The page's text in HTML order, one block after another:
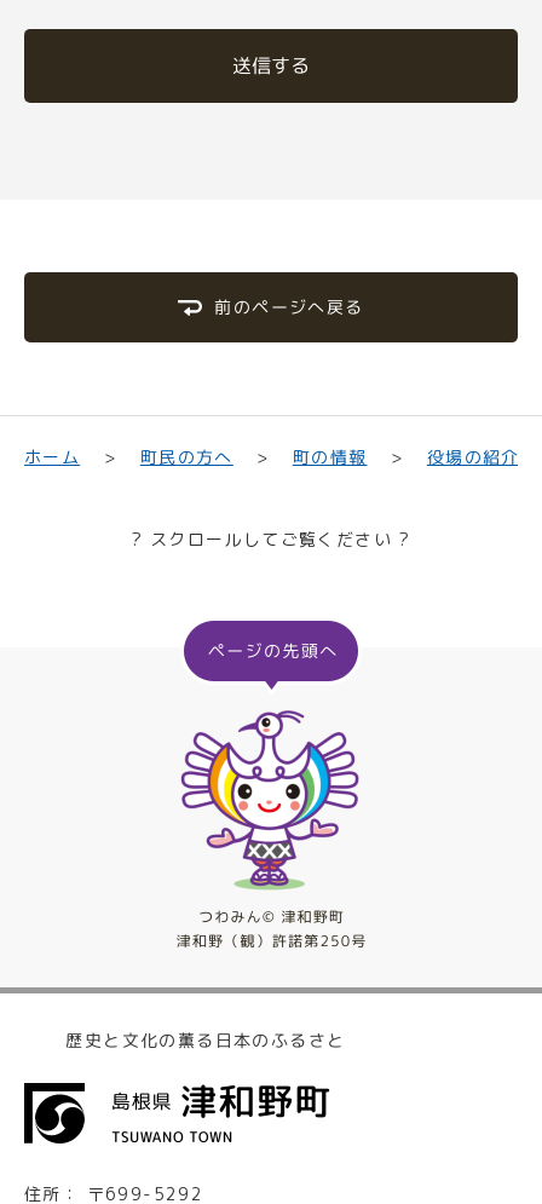
送信する
前のページへ戻る
ホーム 町民の方へ 町の情報 役場の紹介
? スクロールしてご覧ください ?
歴史と文化の薫る日本のふるさと
住所： 〒699-5292